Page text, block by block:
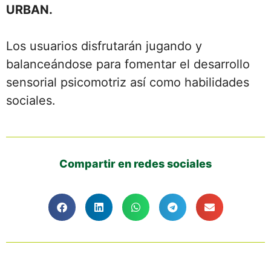
URBAN.
Los usuarios disfrutarán jugando y
balanceándose para fomentar el desarrollo
sensorial psicomotriz así como habilidades
sociales.
Compartir en redes sociales